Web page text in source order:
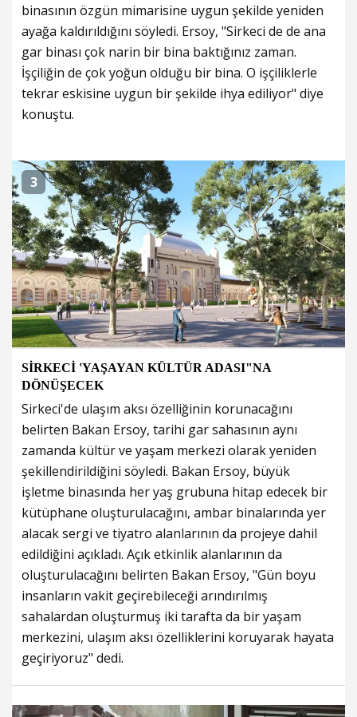
binasının özgün mimarisine uygun şekilde yeniden
ayağa kaldırıldığını söyledi. Ersoy, "Sirkeci de de ana
gar binası çok narin bir bina baktığınız zaman.
İşçiliğin de çok yoğun olduğu bir bina. O işçiliklerle
tekrar eskisine uygun bir şekilde ihya ediliyor" diye
konuştu.
3
SİRKECİ 'YAŞAYAN KÜLTÜR ADASI"NA
DÖNÜŞECEK
Sirkeci'de ulaşım aksı özelliğinin korunacağını
belirten Bakan Ersoy, tarihi gar sahasının aynı
zamanda kültür ve yaşam merkezi olarak yeniden
şekillendirildiğini söyledi. Bakan Ersoy, büyük
işletme binasında her yaş grubuna hitap edecek bir
kütüphane oluşturulacağını, ambar binalarında yer
alacak sergi ve tiyatro alanlarının da projeye dahil
edildiğini açıkladı. Açık etkinlik alanlarının da
oluşturulacağını belirten Bakan Ersoy, "Gün boyu
insanların vakit geçirebileceği arındırılmış
sahalardan oluşturmuş iki tarafta da bir yaşam
merkezini, ulaşım aksı özelliklerini koruyarak hayata
geçiriyoruz" dedi.